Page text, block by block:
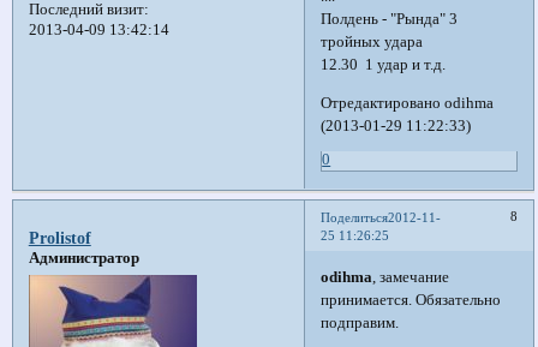
Последний визит:
2013-04-09 13:42:14
Полдень - "Рында" 3
тройных удара
12.30 1 удар и т.д.
Отредактировано odihma
(2013-01-29 11:22:33)
0
Поделиться 8
2012-11-
25 11:26:25
Prolistof
Администратор
odihma , замечание
принимается. Обязательно
подправим.